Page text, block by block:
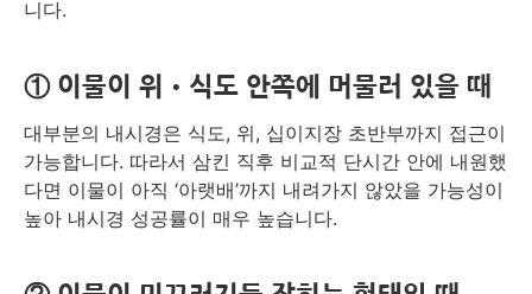
니다.
① 이물이 위•식도 안쪽에 머물러 있을 때
대부분의 내시경은 식도, 위, 십이지장 초반부까지 접근이
가능합니다. 따라서 삼킨 직후 비교적 단시간 안에 내원했
다면 이물이 아직 ‘아랫배’까지 내려가지 않았을 가능성이
높아 내시경 성공률이 매우 높습니다.